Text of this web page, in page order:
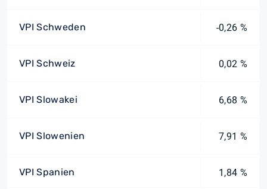
VPI Schweden -0,26 %
VPI Schweiz 0,02 %
VPI Slowakei 6,68 %
VPI Slowenien 7,91 %
VPI Spanien 1,84 %